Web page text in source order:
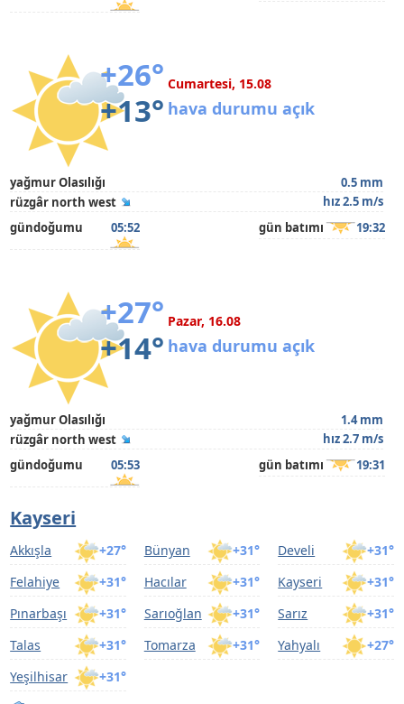
+26°
+13°
Cumartesi, 15.08
hava durumu açık
yağmur Olasılığı
0.5 mm
rüzgâr north west
hız 2.5 m/s
gündoğumu
05:52 gün batımı 19:32
+27°
+14°
Pazar, 16.08
hava durumu açık
yağmur Olasılığı
1.4 mm
rüzgâr north west
hız 2.7 m/s
gündoğumu
05:53 gün batımı 19:31
Kayseri
+27°
Akkışla +31°
Bünyan +31°
Develi
+31°
Felahiye +31°
Hacılar +31°
Kayseri
+31°
Pınarbaşı +31°
Sarıoğlan +31°
Sarız
+31°
Talas +31°
Tomarza +27°
Yahyalı
+31°
Yeşilhisar